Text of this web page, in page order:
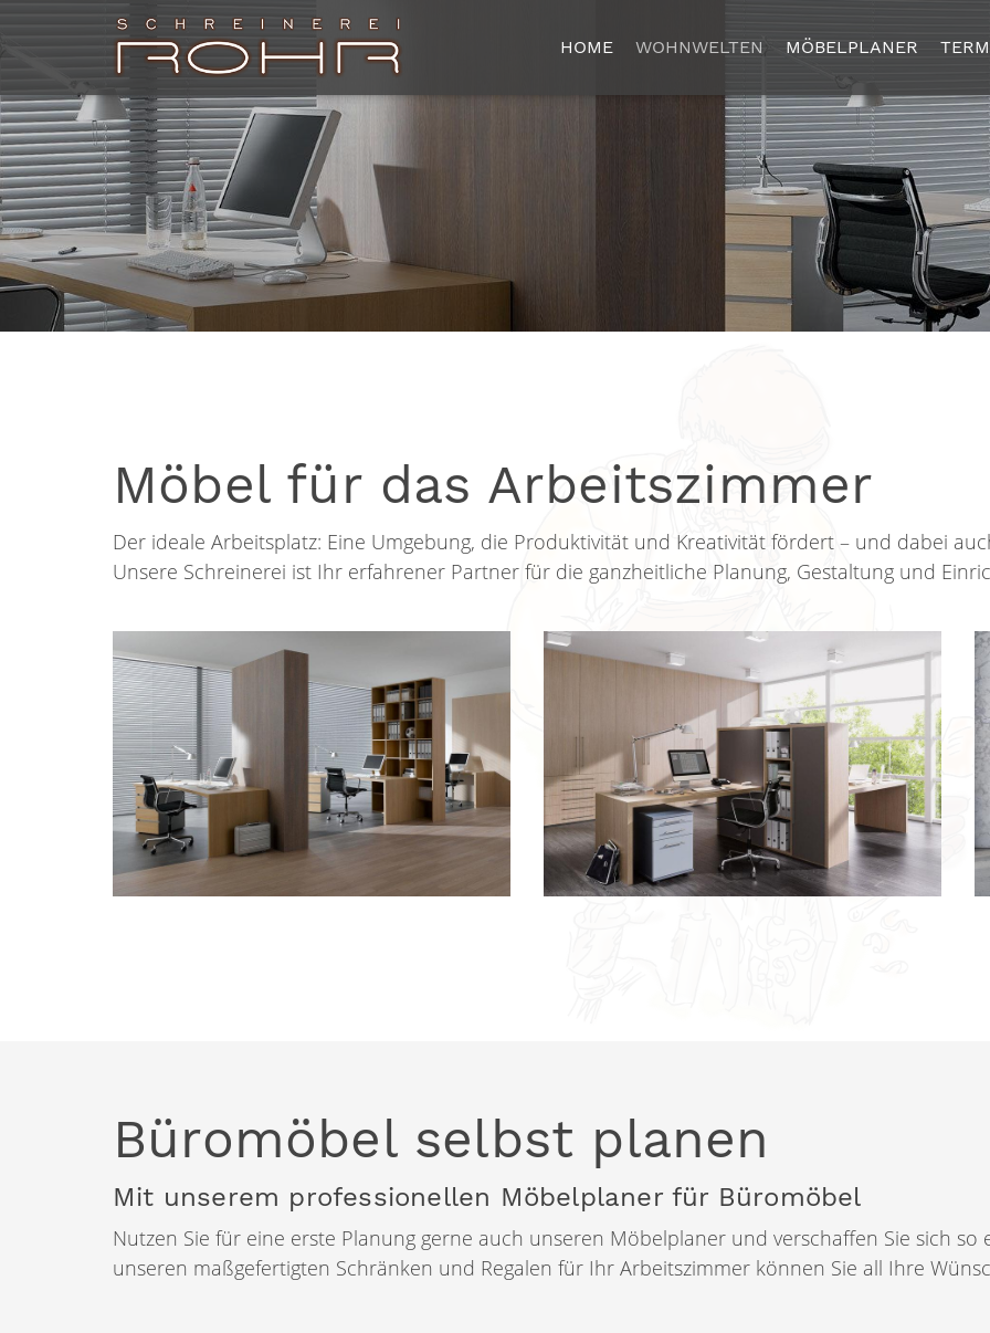
HOME WOHNWELTEN MÖBELPLANER
Möbel für das Arbeitszimmer
Der ideale Arbeitsplatz: Eine Umgebung, die Produktivität und Kreativität fördert – und dabei
Unsere Schreinerei ist Ihr erfahrener Partner für die ganzheitliche Planung, Gestaltung und
Büromöbel selbst planen
Mit unserem professionellen Möbelplaner für Büromöbel
Nutzen Sie für eine erste Planung gerne auch unseren Möbelplaner und verschaffen Sie sich
unseren maßgefertigten Schränken und Regalen für Ihr Arbeitszimmer können Sie all Ihre